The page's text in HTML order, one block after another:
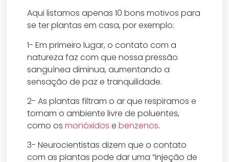
Aqui listamos apenas 10 bons motivos para
se ter plantas em casa, por exemplo:
1- Em primeiro lugar, o contato com a
natureza faz com que nossa pressão
sanguínea diminua, aumentando a
sensação de paz e tranquilidade.
2- As plantas filtram o ar que respiramos e
tornam o ambiente livre de poluentes,
como osmonóxidos ebenzenos.
3- Neurocientistas dizem que o contato
com as plantas pode dar uma “injeção de